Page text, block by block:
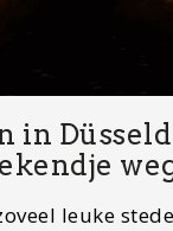
in
leuke